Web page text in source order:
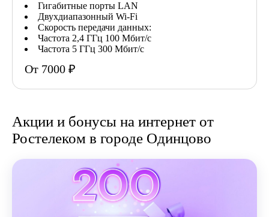
Гигабитные порты LAN
Двухдиапазонный Wi-Fi
Скорость передачи данных:
Частота 2,4 ГГц 100 Мбит/с
Частота 5 ГГц 300 Мбит/с
От 7000 ₽
Акции и бонусы на интернет от
Ростелеком в городе Одинцово